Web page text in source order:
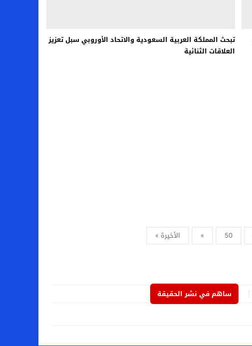
تبحث المملكة العربية السعودية والاتحاد الأوروبي سبل تعزيز
العلاقات الثنائية
50
» الأخيرة »
ساهم في نشر الحقيقة